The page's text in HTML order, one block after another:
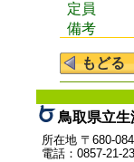
定員
備考
鳥取県立生
所在地 〒680-
電話：0857-21-